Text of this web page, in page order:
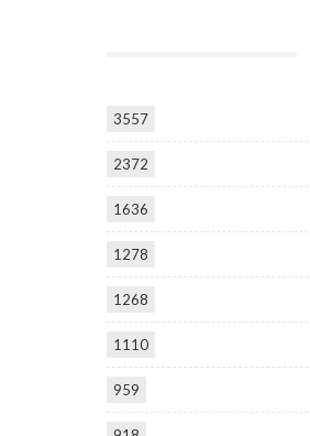
3557
2372
1636
1278
1268
1110
959